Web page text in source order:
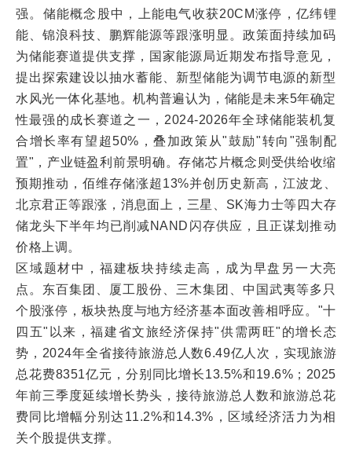
强。储能概念股中，上能电气收获20CM涨停，亿纬锂
能、锦浪科技、鹏辉能源等跟涨明显。政策面持续加码
为储能赛道提供支撑，国家能源局近期发布指导意见，
提出探索建设以抽水蓄能、新型储能为调节电源的新型
水风光一体化基地。机构普遍认为，储能是未来5年确定
性最强的成长赛道之一，2024-2026年全球储能装机复
合增长率有望超50%，叠加政策从"鼓励"转向"强制配
置"，产业链盈利前景明确。存储芯片概念则受供给收缩
预期推动，佰维存储涨超13%并创历史新高，江波龙、
北京君正等跟涨，消息面上，三星、SK海力士等四大存
储龙头下半年均已削减NAND闪存供应，且正谋划推动
价格上调。
区域题材中，福建板块持续走高，成为早盘另一大亮
点。东百集团、厦工股份、三木集团、中国武夷等多只
个股涨停，板块热度与地方经济基本面改善相呼应。"十
四五"以来，福建省文旅经济保持"供需两旺"的增长态
势，2024年全省接待旅游总人数6.49亿人次，实现旅游
总花费8351亿元，分别同比增长13.5%和19.6%；2025
年前三季度延续增长势头，接待旅游总人数和旅游总花
费同比增幅分别达11.2%和14.3%，区域经济活力为相
关个股提供支撑。